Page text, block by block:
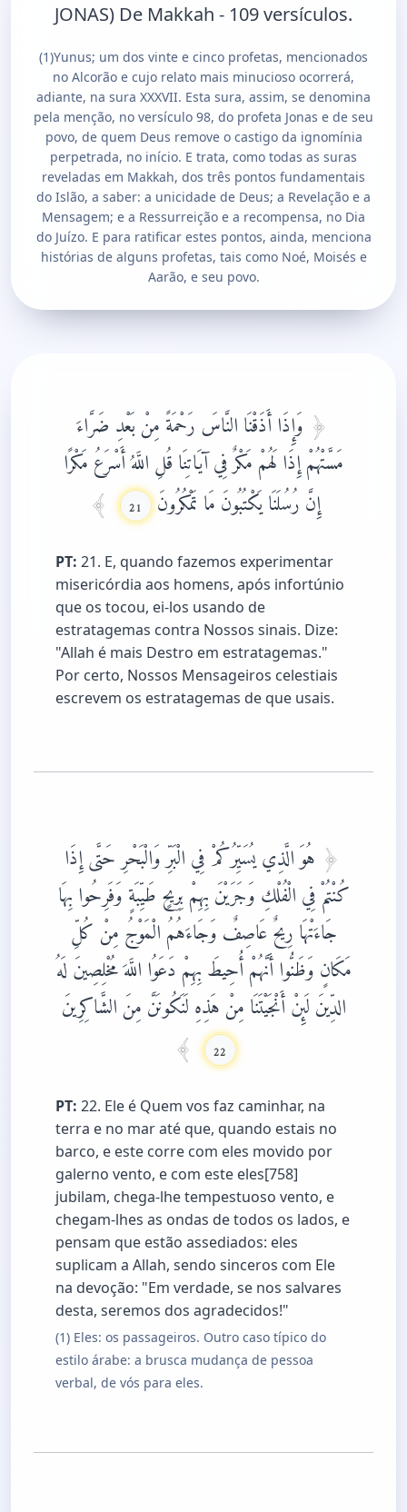
JONAS) De Makkah - 109 versículos.
(1)Yunus; um dos vinte e cinco profetas, mencionados
no Alcorão e cujo relato mais minucioso ocorrerá,
adiante, na sura XXXVII. Esta sura, assim, se denomina
pela menção, no versículo 98, do profeta Jonas e de seu
povo, de quem Deus remove o castigo da ignomínia
perpetrada, no início. E trata, como todas as suras
reveladas em Makkah, dos três pontos fundamentais
do Islão, a saber: a unicidade de Deus; a Revelação e a
Mensagem; e a Ressurreição e a recompensa, no Dia
do Juízo. E para ratificar estes pontos, ainda, menciona
histórias de alguns profetas, tais como Noé, Moisés e
Aarão, e seu povo.
وَإِذَا أَذَقْنَا النَّاسَ رَحْمَةً مِنْ بَعْدِ ضَرَّاءَ
مَسَّتْهُمْ إِذَا لَهُمْ مَكْرٌ فِي آيَاتِنَا قُلِ اللَّهُ أَسْرَعُ مَكْرًا
إِنَّ رُسُلَنَا يَكْتُبُونَ مَا تَمْكُرُونَ 21
PT: 21. E, quando fazemos experimentar
misericórdia aos homens, após infortúnio
que os tocou, ei-los usando de
estratagemas contra Nossos sinais. Dize:
"Allah é mais Destro em estratagemas."
Por certo, Nossos Mensageiros celestiais
escrevem os estratagemas de que usais.
هُوَ الَّذِي يُسَيِّرُكُمْ فِي الْبَرِّ وَالْبَحْرِ حَتَّى إِذَا
كُنْتُمْ فِي الْفُلْكِ وَجَرَيْنَ بِهِمْ بِرِيحٍ طَيِّبَةٍ وَفَرِحُوا بِهَا
جَاءَتْهَا رِيحٌ عَاصِفٌ وَجَاءَهُمُ الْمَوْجُ مِنْ كُلِّ
مَكَانٍ وَظَنُّوا أَنَّهُمْ أُحِيطَ بِهِمْ دَعَوُا اللَّهَ مُخْلِصِينَ لَهُ
الدِّينَ لَئِنْ أَنْجَيْتَنَا مِنْ هَذِهِ لَنَكُونَنَّ مِنَ الشَّاكِرِينَ
22
PT: 22. Ele é Quem vos faz caminhar, na
terra e no mar até que, quando estais no
barco, e este corre com eles movido por
galerno vento, e com este eles[758]
jubilam, chega-lhe tempestuoso vento, e
chegam-lhes as ondas de todos os lados, e
pensam que estão assediados: eles
suplicam a Allah, sendo sinceros com Ele
na devoção: "Em verdade, se nos salvares
desta, seremos dos agradecidos!"
(1) Eles: os passageiros. Outro caso típico do
estilo árabe: a brusca mudança de pessoa
verbal, de vós para eles.